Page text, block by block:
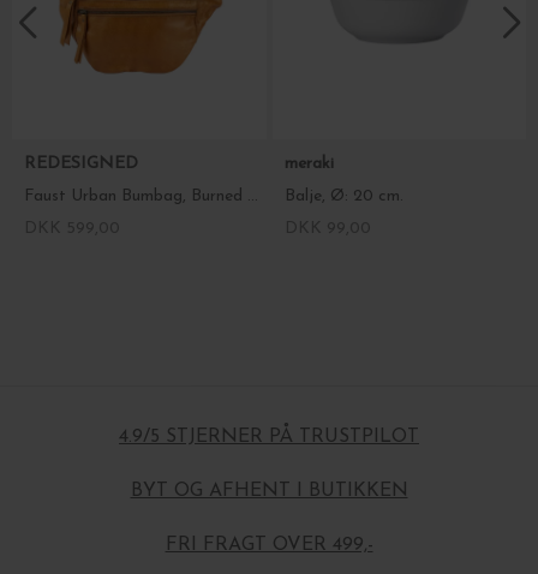
REDESIGNED
Faust Urban Bumbag, Burned Tan
meraki
Balje, Ø: 20 cm.
4.9/5 STJERNER PÅ TRUSTPILOT
BYT OG AFHENT I BUTIKKEN
FRI FRAGT OVER 499,-